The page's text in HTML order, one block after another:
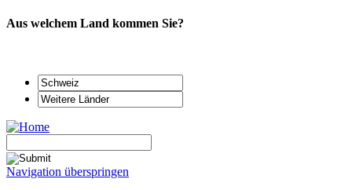
Aus welchem Land kommen Sie?
Navigation überspringen